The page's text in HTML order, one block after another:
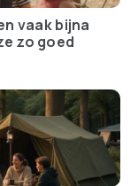
vaak bijna
zo goed